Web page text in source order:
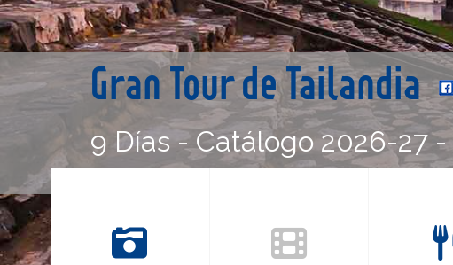
Gran Tour de Tailandia
9 Días - Catálogo 2026-27 -